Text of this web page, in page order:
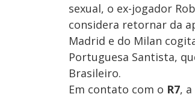
sexual, o ex-jogador
considera retornar da
Madrid e do Milan
Portuguesa Santista,
Brasileiro.
Em contato com o R7,